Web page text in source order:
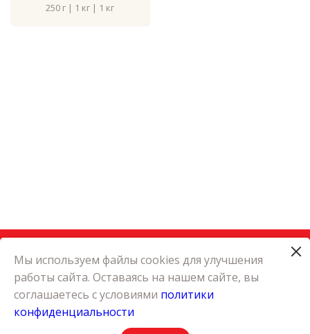
250 г | 1 кг | 1 кг
КАТАЛОГ
КАРЬЕРА
О КОМПАНИИ
Мы используем файлы cookies для улучшения
работы сайта. Оставаясь на нашем сайте, вы
соглашаетесь с условиями политики
конфиденциальности